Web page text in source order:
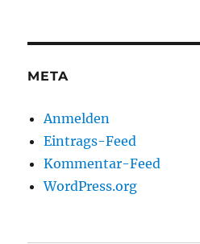
META
Anmelden
Eintrags-Feed
Kommentar-Feed
WordPress.org